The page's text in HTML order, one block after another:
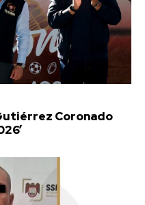
Coronado